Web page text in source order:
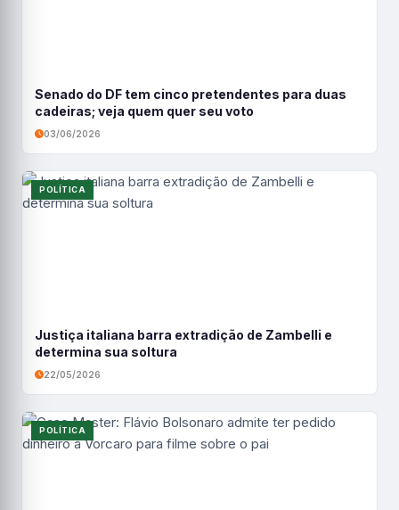
Senado do DF tem cinco pretendentes para duas
cadeiras; veja quem quer seu voto
03/06/2026
POLÍTICA
Justiça italiana barra extradição de Zambelli e
determina sua soltura
22/05/2026
POLÍTICA